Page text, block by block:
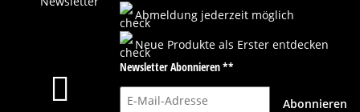
Abmeldung jederzeit möglich
Neue Produkte als Erster entdecken
Newsletter Abonnieren **
E-Mail-Adresse
Abonnieren